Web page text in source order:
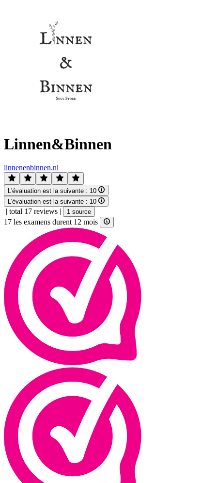
Linnen&Binnen
linnenenbinnen.nl
L'évaluation est la suivante : 10
L'évaluation est la suivante : 10
| total 17 reviews | 1 source
17 les examens durent 12 mois